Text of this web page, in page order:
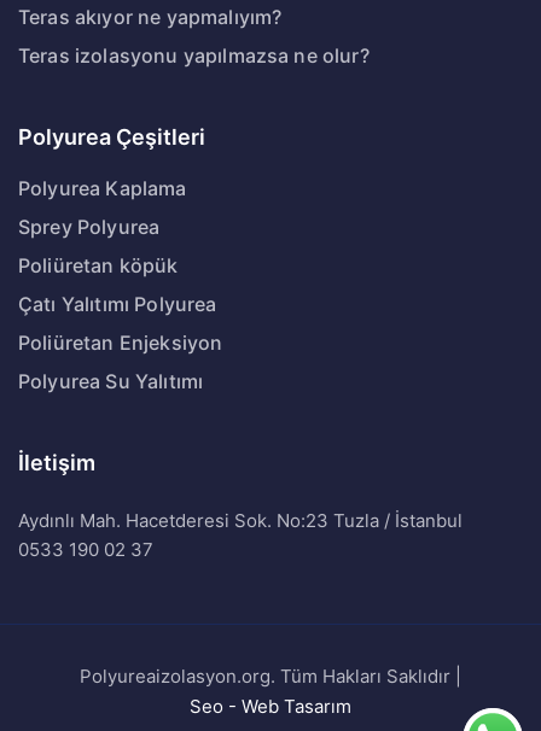
Teras akıyor ne yapmalıyım?
Teras izolasyonu yapılmazsa ne olur?
Polyurea Çeşitleri
Polyurea Kaplama
Sprey Polyurea
Poliüretan köpük
Çatı Yalıtımı Polyurea
Poliüretan Enjeksiyon
Polyurea Su Yalıtımı
İletişim
Aydınlı Mah. Hacetderesi Sok. No:23 Tuzla / İstanbul
0533 190 02 37
Polyureaizolasyon.org. Tüm Hakları Saklıdır |
Seo - Web Tasarım